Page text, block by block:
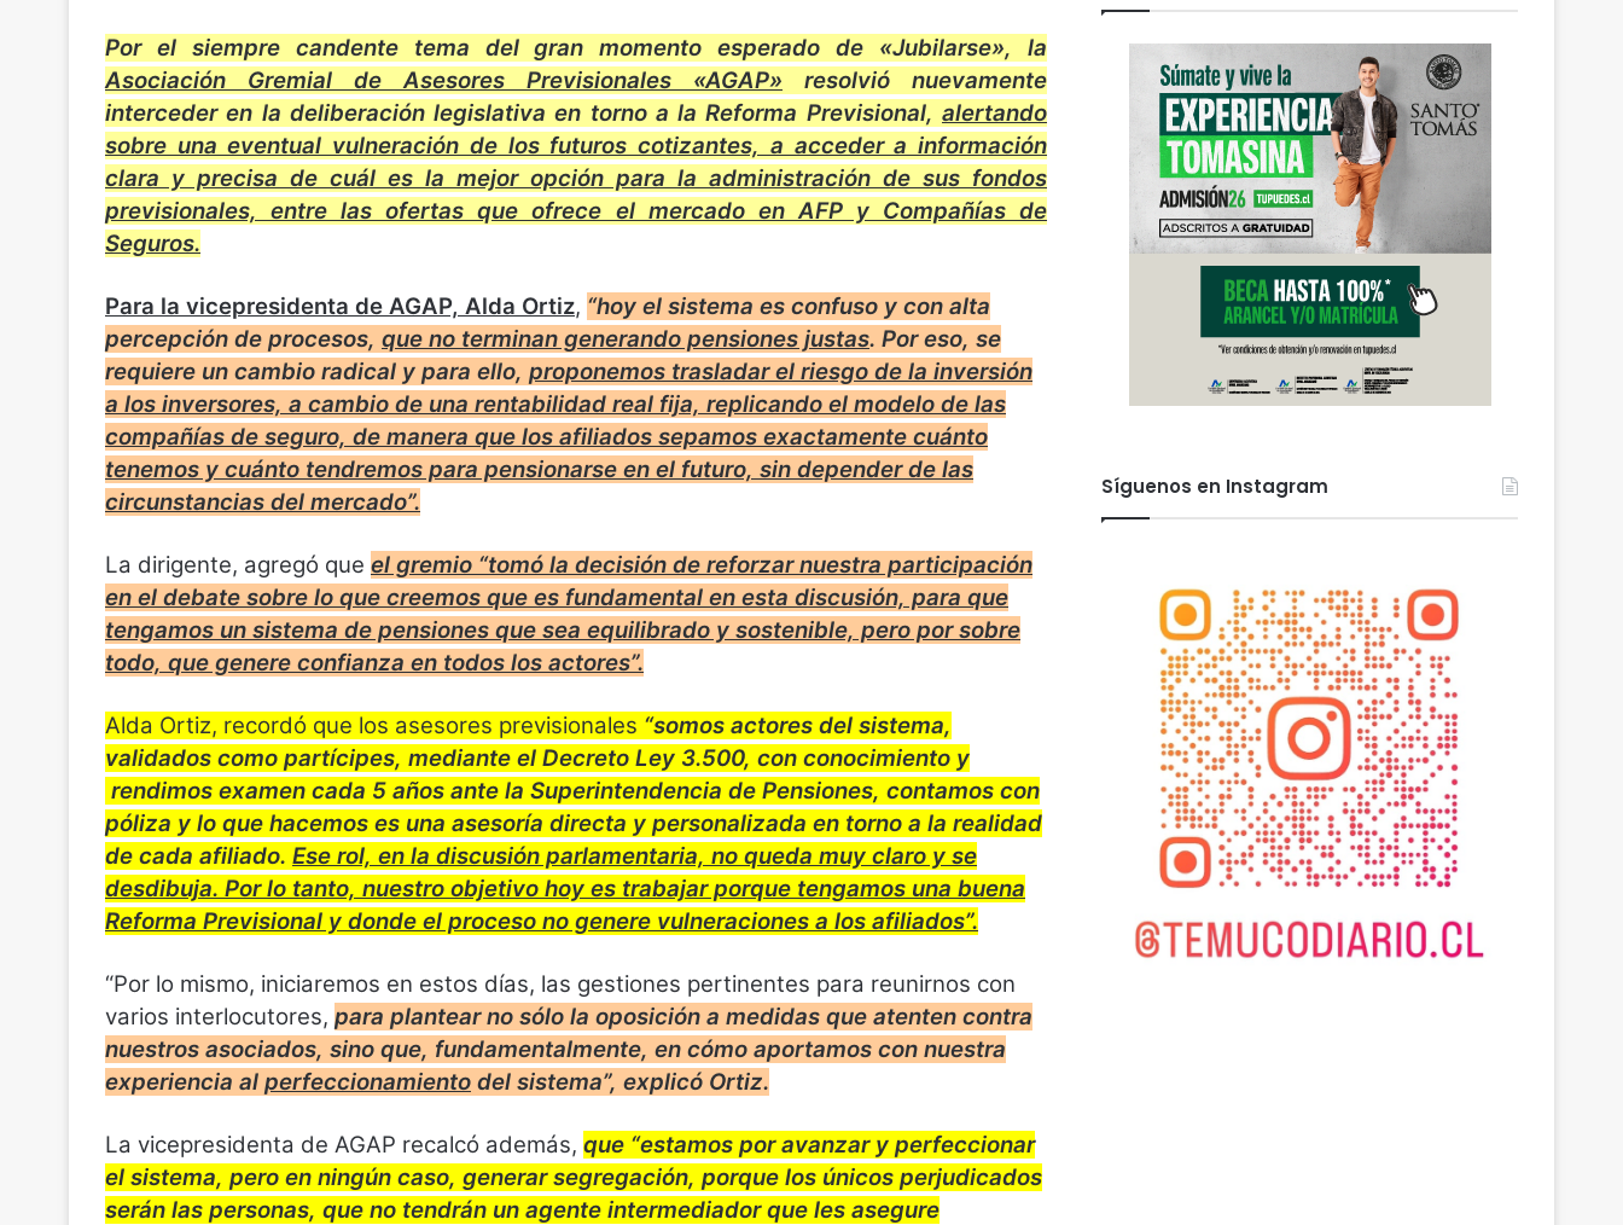
Por el siempre candente tema del gran momento esperado de «Jubilarse», la
Asociación Gremial de Asesores Previsionales «AGAP» resolvió nuevamente
interceder en la deliberación legislativa en torno a la Reforma Previsional, alertando
sobre una eventual vulneración de los futuros cotizantes, a acceder a información
clara y precisa de cuál es la mejor opción para la administración de sus fondos
previsionales, entre las ofertas que ofrece el mercado en AFP y Compañías de
Seguros.
Para la vicepresidenta de AGAP, Alda Ortiz, “hoy el sistema es confuso y con alta
percepción de procesos, que no terminan generando pensiones justas. Por eso, se
requiere un cambio radical y para ello, proponemos trasladar el riesgo de la inversión
a los inversores, a cambio de una rentabilidad real fija, replicando el modelo de las
compañías de seguro, de manera que los afiliados sepamos exactamente cuánto
tenemos y cuánto tendremos para pensionarse en el futuro, sin depender de las
circunstancias del mercado”.
La dirigente, agregó que el gremio “tomó la decisión de reforzar nuestra participación
en el debate sobre lo que creemos que es fundamental en esta discusión, para que
tengamos un sistema de pensiones que sea equilibrado y sostenible, pero por sobre
todo, que genere confianza en todos los actores”.
Alda Ortiz, recordó que los asesores previsionales “somos actores del sistema,
validados como partícipes, mediante el Decreto Ley 3.500, con conocimiento y
rendimos examen cada 5 años ante la Superintendencia de Pensiones, contamos con
póliza y lo que hacemos es una asesoría directa y personalizada en torno a la realidad
de cada afiliado. Ese rol, en la discusión parlamentaria, no queda muy claro y se
desdibuja. Por lo tanto, nuestro objetivo hoy es trabajar porque tengamos una buena
Reforma Previsional y donde el proceso no genere vulneraciones a los afiliados”.
“Por lo mismo, iniciaremos en estos días, las gestiones pertinentes para reunirnos con
varios interlocutores, para plantear no sólo la oposición a medidas que atenten contra
nuestros asociados, sino que, fundamentalmente, en cómo aportamos con nuestra
experiencia al perfeccionamiento del sistema”, explicó Ortiz.
La vicepresidenta de AGAP recalcó además, que “estamos por avanzar y perfeccionar
el sistema, pero en ningún caso, generar segregación, porque los únicos perjudicados
serán las personas, que no tendrán un agente intermediador que les asegure
Síguenos en Instagram